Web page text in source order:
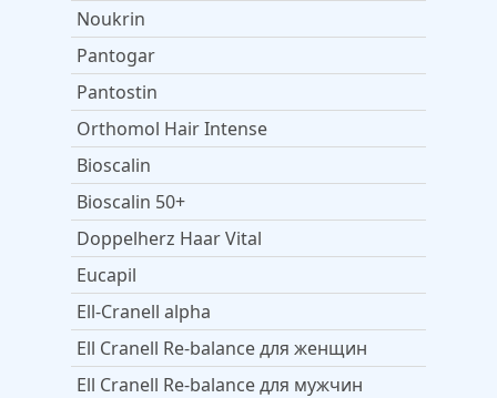
Noukrin
Pantogar
Pantostin
Orthomol Hair Intense
Bioscalin
Bioscalin 50+
Doppelherz Haar Vital
Eucapil
Ell-Cranell alpha
Ell Cranell Re-balance для женщин
Ell Cranell Re-balance для мужчин